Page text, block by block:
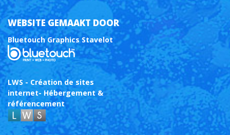
WEBSITE GEMAAKT DOOR
Bluetouch Graphics Stavelot
LWS - Création de sites
internet- Hébergement &
référencement